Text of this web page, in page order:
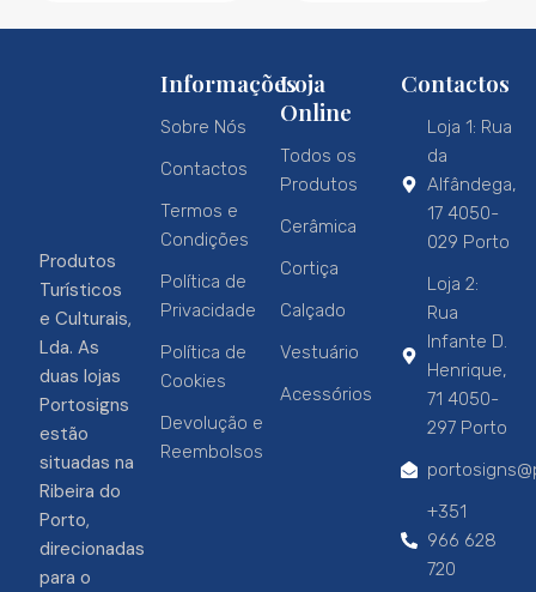
Produtos
Turísticos
e Culturais,
Lda. As
duas lojas
Portosigns
estão
situadas na
Ribeira do
Porto,
direcionadas
para o
Informações
Sobre Nós
Contactos
Termos e
Condições
Política de
Privacidade
Política de
Cookies
Devolução e
Reembolsos
Loja
Online
Todos os
Produtos
Cerâmica
Cortiça
Calçado
Vestuário
Acessórios
Contactos
Loja 1: Rua
da
Alfândega,
17 4050-
029 Porto
Loja 2:
Rua
Infante D.
Henrique,
71 4050-
297 Porto
+351
966 628
720